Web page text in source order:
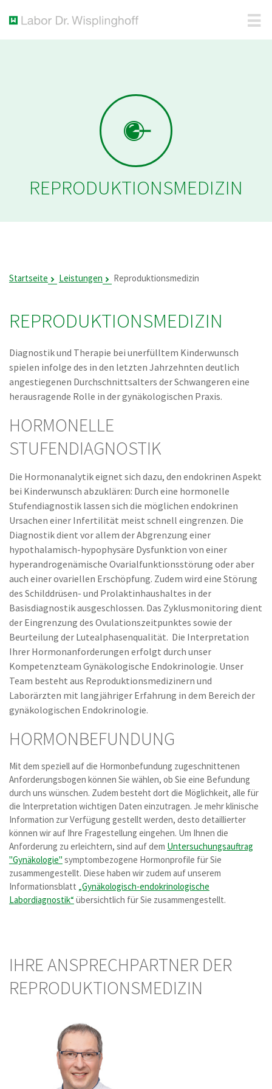
REPRODUKTIONS­MEDIZIN
Startseite Leistungen Reproduktionsmedizin
REPRODUKTIONS­MEDIZIN
Diagnostik und Therapie bei unerfülltem Kinderwunsch
spielen infolge des in den letzten Jahrzehnten deutlich
angestiegenen Durchschnittsalters der Schwangeren eine
herausragende Rolle in der gynäkologischen Praxis.
HORMONELLE
STUFENDIAGNOSTIK
Die Hormonanalytik eignet sich dazu, den endokrinen Aspekt
bei Kinderwunsch abzuklären: Durch eine hormonelle
Stufendiagnostik lassen sich die möglichen endokrinen
Ursachen einer Infertilität meist schnell eingrenzen. Die
Diagnostik dient vor allem der Abgrenzung einer
hypothalamisch-hypophysäre Dysfunktion von einer
hyperandrogenämische Ovarialfunktionsstörung oder aber
auch einer ovariellen Erschöpfung. Zudem wird eine Störung
des Schilddrüsen- und Prolaktinhaushaltes in der
Basisdiagnostik ausgeschlossen. Das Zyklusmonitoring dient
der Eingrenzung des Ovulationszeitpunktes sowie der
Beurteilung der Lutealphasenqualität. Die Interpretation
Ihrer Hormonanforderungen erfolgt durch unser
Kompetenzteam Gynäkologische Endokrinologie. Unser
Team besteht aus Reproduktionsmedizinern und
Laborärzten mit langjähriger Erfahrung in dem Bereich der
gynäkologischen Endokrinologie.
HORMONBEFUNDUNG
Mit dem speziell auf die Hormonbefundung zugeschnittenen
Anforderungsbogen können Sie wählen, ob Sie eine Befundung
durch uns wünschen. Zudem besteht dort die Möglichkeit, alle für
die Interpretation wichtigen Daten einzutragen. Je mehr klinische
Information zur Verfügung gestellt werden, desto detaillierter
können wir auf Ihre Fragestellung eingehen. Um Ihnen die
Anforderung zu erleichtern, sind auf dem Untersuchungsauftrag
"Gynäkologie" symptombezogene Hormonprofile für Sie
zusammengestellt. Diese haben wir zudem auf unserem
Informationsblatt „Gynäkologisch-endokrinologische
Labordiagnostik“ übersichtlich für Sie zusammengestellt.
IHRE ANSPRECHPARTNER DER
REPRODUKTIONSMEDIZIN